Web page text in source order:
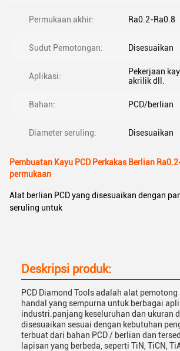
Permukaan akhir: Ra0.2-Ra0.8
Sudut Pemotongan: Disesuaikan
Aplikasi:
Pekerjaan
akrilik dll.
Bahan: PCD/berlian
Diameter seruling: Disesuaikan
Pembuatan Kayu PCD Perkakas Berlian
permukaan
Alat berlian PCD yang disesuaikan dengan
seruling untuk
Deskripsi produk:
PCD Diamond Tools adalah alat
handal yang sempurna untuk berbagai
industri.panjang keseluruhan dan ukuran
disesuaikan sesuai dengan kebutuhan
terbuat dari bahan PCD / berlian dan
lapisan yang berbeda, seperti TiN, TiCN,